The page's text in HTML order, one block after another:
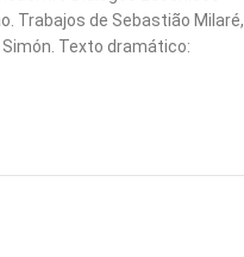
Trabajos de Sebastião Milaré,
Simón. Texto dramático: